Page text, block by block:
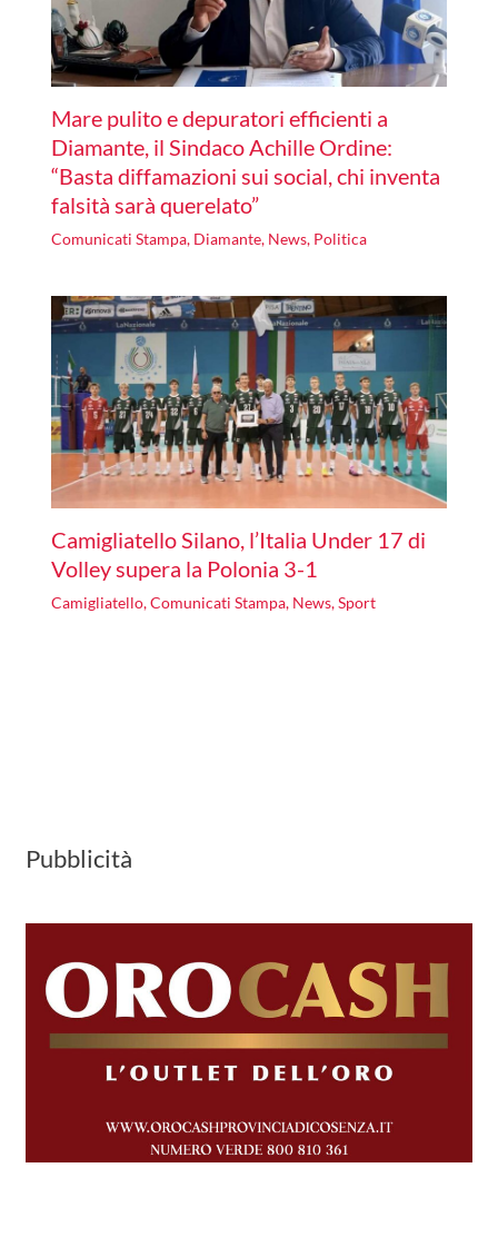
Mare pulito e depuratori efficienti a
Diamante, il Sindaco Achille Ordine:
“Basta diffamazioni sui social, chi inventa
falsità sarà querelato”
Comunicati Stampa, Diamante, News, Politica
Camigliatello Silano, l’Italia Under 17 di
Volley supera la Polonia 3-1
Camigliatello,Comunicati Stampa, News,Sport
Pubblicità